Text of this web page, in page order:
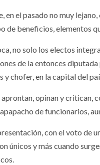
en el pasado no muy
de beneficios, elementos
no solo los electos
de la entonces
y chofer, en la capital del
aprontan, opinan y critican,
de funcionarios,
con el voto de
únicos y más cuando